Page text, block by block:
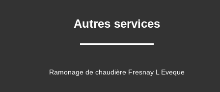
Autres services
Ramonage de chaudière Fresnay L Eveque